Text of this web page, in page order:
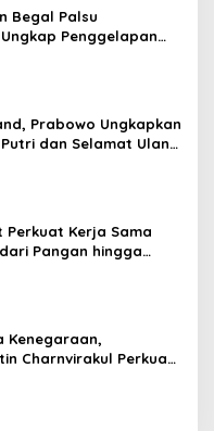
Begal Palsu
Penggelapan
Crypto
Prabowo Ungkapkan
dan Selamat Ulang
Perkuat Kerja Sama
Pangan hingga
Kenegaraan,
Charnvirakul Perkuat
Thailand